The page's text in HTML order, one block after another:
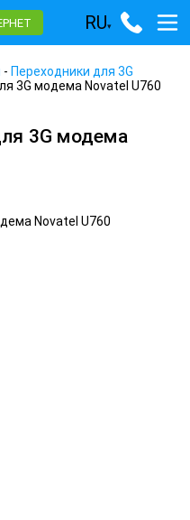
RU▾
- Переходники для 3G
3G модема Novatel U760
3G модема